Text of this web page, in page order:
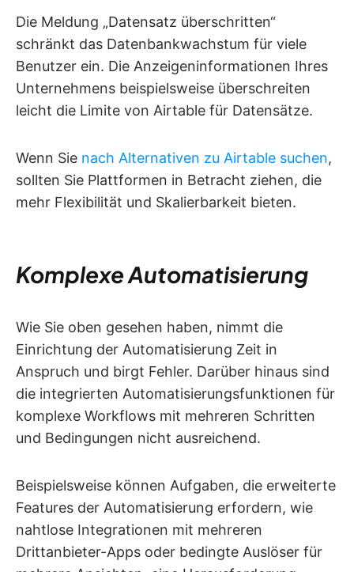
Die Meldung „Datensatz überschritten“
schränkt das Datenbankwachstum für viele
Benutzer ein. Die Anzeigeninformationen Ihres
Unternehmens beispielsweise überschreiten
leicht die Limite von Airtable für Datensätze.
Wenn Sie nach Alternativen zu Airtable suchen,
sollten Sie Plattformen in Betracht ziehen, die
mehr Flexibilität und Skalierbarkeit bieten.
Komplexe Automatisierung
Wie Sie oben gesehen haben, nimmt die
Einrichtung der Automatisierung Zeit in
Anspruch und birgt Fehler. Darüber hinaus sind
die integrierten Automatisierungsfunktionen für
komplexe Workflows mit mehreren Schritten
und Bedingungen nicht ausreichend.
Beispielsweise können Aufgaben, die erweiterte
Features der Automatisierung erfordern, wie
nahtlose Integrationen mit mehreren
Drittanbieter-Apps oder bedingte Auslöser für